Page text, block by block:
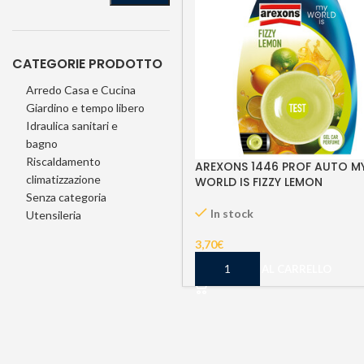
CATEGORIE PRODOTTO
Arredo Casa e Cucina
Giardino e tempo libero
Idraulica sanitari e
bagno
Riscaldamento
climatizzazione
Senza categoria
Utensileria
AREXONS 1446 PROF AUTO
WORLD IS FIZZY LEMON
In stock
3,70€
AGGIUNGI AL CARRELLO